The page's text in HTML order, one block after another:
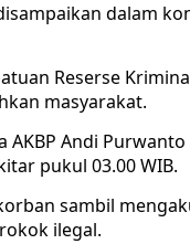
dalam
Reserse
masyarakat.
AKBP Andi
pukul 03.00 WIB.
sambil
ilegal.